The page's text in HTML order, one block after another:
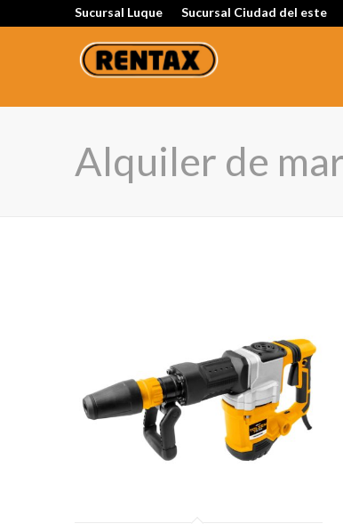
Sucursal Luque Sucursal Ciudad del este
Alquiler de